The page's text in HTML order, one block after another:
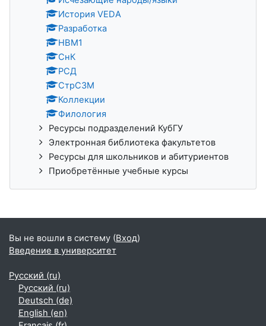
История VEDA
Разработка
НВМ1
СнК
РСД
СтрСЗМ
Коллекции
Филология
Ресурсы подразделений КубГУ
Электронная библиотека факультетов
Ресурсы для школьников и абитуриентов
Приобретённые учебные курсы
Вы не вошли в систему (Вход)
Введение в университет
Русский ‎(ru)‎
Русский ‎(ru)‎
Deutsch ‎(de)‎
English ‎(en)‎